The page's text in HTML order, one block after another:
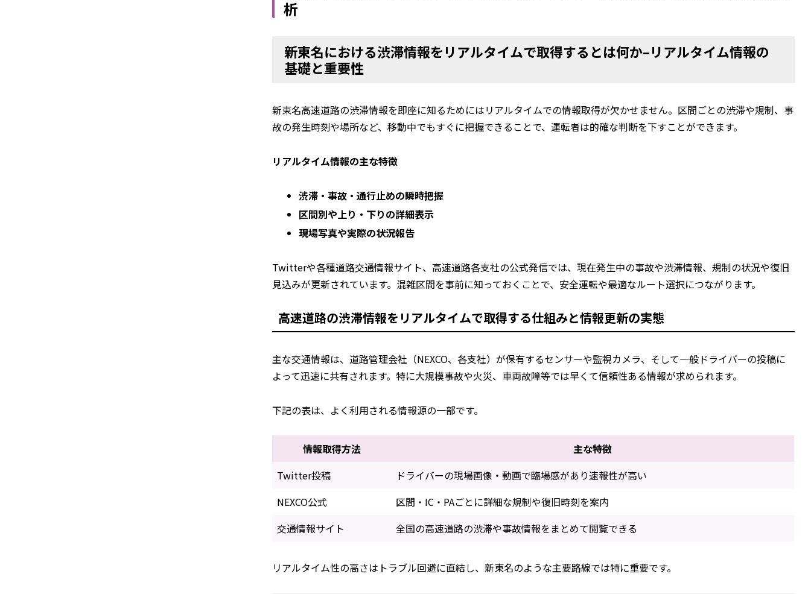
析
新東名における渋滞情報をリアルタイムで取得するとは何か–リアルタイム情報の
基礎と重要性
新東名高速道路の渋滞情報を即座に知るためにはリアルタイムでの情報取得が欠かせません。区間ごとの渋滞や規制、事
故の発生時刻や場所など、移動中でもすぐに把握できることで、運転者は的確な判断を下すことができます。
リアルタイム情報の主な特徴
渋滞・事故・通行止めの瞬時把握
区間別や上り・下りの詳細表示
現場写真や実際の状況報告
Twitterや各種道路交通情報サイト、高速道路各支社の公式発信では、現在発生中の事故や渋滞情報、規制の状況や復旧
見込みが更新されています。混雑区間を事前に知っておくことで、安全運転や最適なルート選択につながります。
高速道路の渋滞情報をリアルタイムで取得する仕組みと情報更新の実態
主な交通情報は、道路管理会社（NEXCO、各支社）が保有するセンサーや監視カメラ、そして一般ドライバーの投稿に
よって迅速に共有されます。特に大規模事故や火災、車両故障等では早くて信頼性ある情報が求められます。
下記の表は、よく利用される情報源の一部です。
情報取得方法
主な特徴
Twitter投稿
ドライバーの現場画像・動画で臨場感があり速報性が高い
NEXCO公式
区間・IC・PAごとに詳細な規制や復旧時刻を案内
交通情報サイト
全国の高速道路の渋滞や事故情報をまとめて閲覧できる
リアルタイム性の高さはトラブル回避に直結し、新東名のような主要路線では特に重要です。